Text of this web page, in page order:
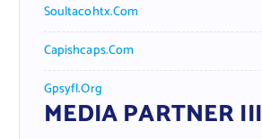
Soultacohtx.com
Capishcaps.com
Gpsyfl.org
MEDIA PARTNER III